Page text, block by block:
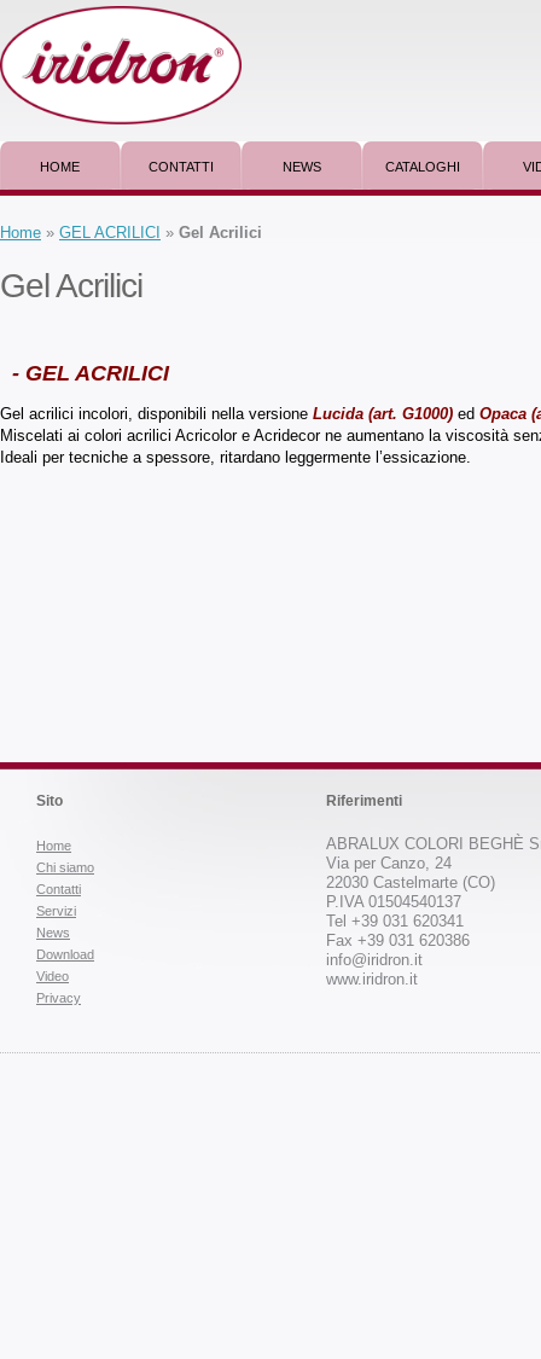
HOME CONTATTI NEWS CATALOGHI
Home » GEL ACRILICI » Gel Acrilici
Gel Acrilici
- GEL ACRILICI
Gel acrilici incolori, disponibili nella versione Lucida (art. G1000) ed Opaca
Miscelati ai colori acrilici Acricolor e Acridecor ne aumentano la viscosità
Ideali per tecniche a spessore, ritardano leggermente l’essicazione.
Sito
Home
Chi siamo
Contatti
Servizi
News
Download
Video
Privacy
Riferimenti
ABRALUX COLORI BEGHÈ
Via per Canzo, 24
22030 Castelmarte (CO)
P.IVA 01504540137
Tel +39 031 620341
Fax +39 031 620386
info@iridron.it
www.iridron.it